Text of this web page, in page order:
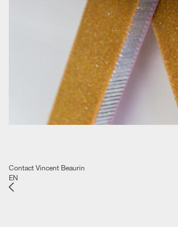
Contact Vincent Beaurin
EN